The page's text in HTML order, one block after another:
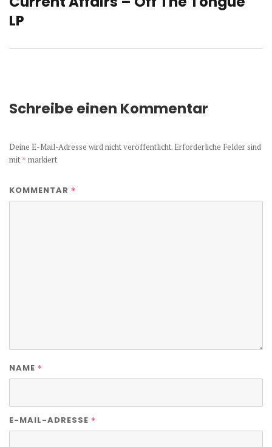
Beitrag:
LP
Schreibe einen Kommentar
Deine E-Mail-Adresse wird nicht veröffentlicht. Erforderliche Felder sind
mit * markiert
KOMMENTAR *
NAME *
E-MAIL-ADRESSE *